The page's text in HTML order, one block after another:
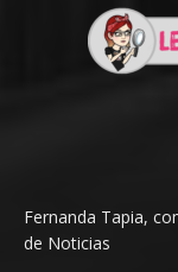
Fernanda Tapia,
de Noticias